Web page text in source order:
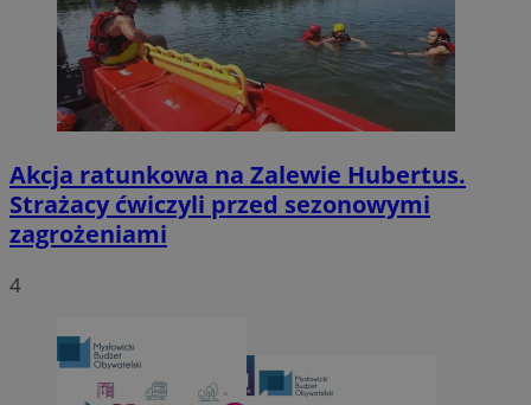
Akcja ratunkowa na Zalewie Hubertus.
Strażacy ćwiczyli przed sezonowymi
zagrożeniami
4